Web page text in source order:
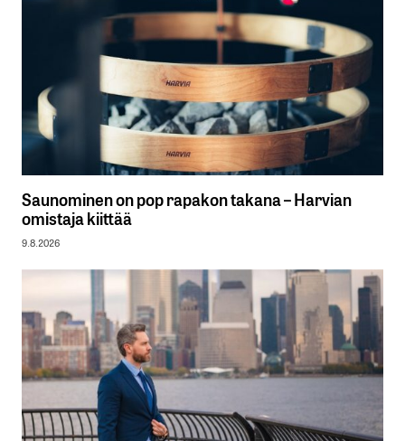
Saunominen on pop rapakon takana – Harvian
omistaja kiittää
9.8.2026